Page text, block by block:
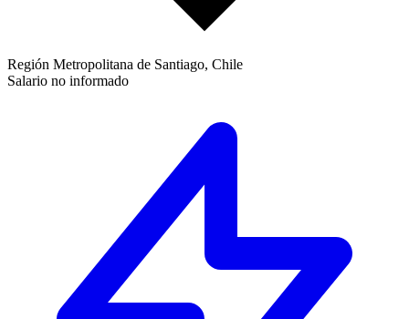
Región Metropolitana de Santiago, Chile
Salario no informado